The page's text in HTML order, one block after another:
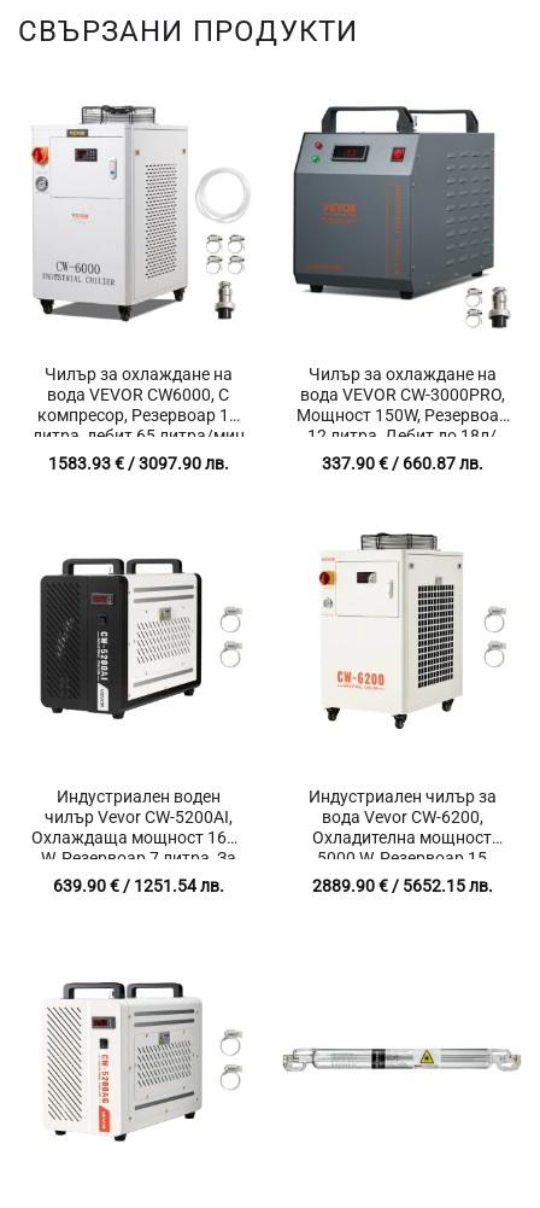
СВЪРЗАНИ ПРОДУКТИ
Чилър за охлаждане на
вода VEVOR CW6000, С
компресор, Резервоар 15
литра, дебит 65 литра/мин
1583.93€/ 3097.90 лв.
Чилър за охлаждане на
вода VEVOR CW-3000PRO,
Мощност 150W, Резервоар
12 литра, Дебит до 18л/
мин
337.90€/ 660.87 лв.
Индустриален воден
чилър Vevor CW-5200AI,
Охлаждаща мощност 1600
W, Резервоар 7 литра, За
CO2 лазерни машини до
150 W
639.90€/ 1251.54 лв.
Индустриален чилър за
вода Vevor CW-6200,
Охладителна мощност
5000 W, Резервоар 15
литра, За CO2 лазерни
машини и CNC оборудване
2889.90€/ 5652.15 лв.